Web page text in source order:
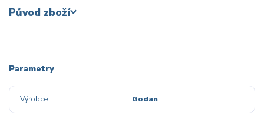
Původ zboží
Parametry
Výrobce Godan